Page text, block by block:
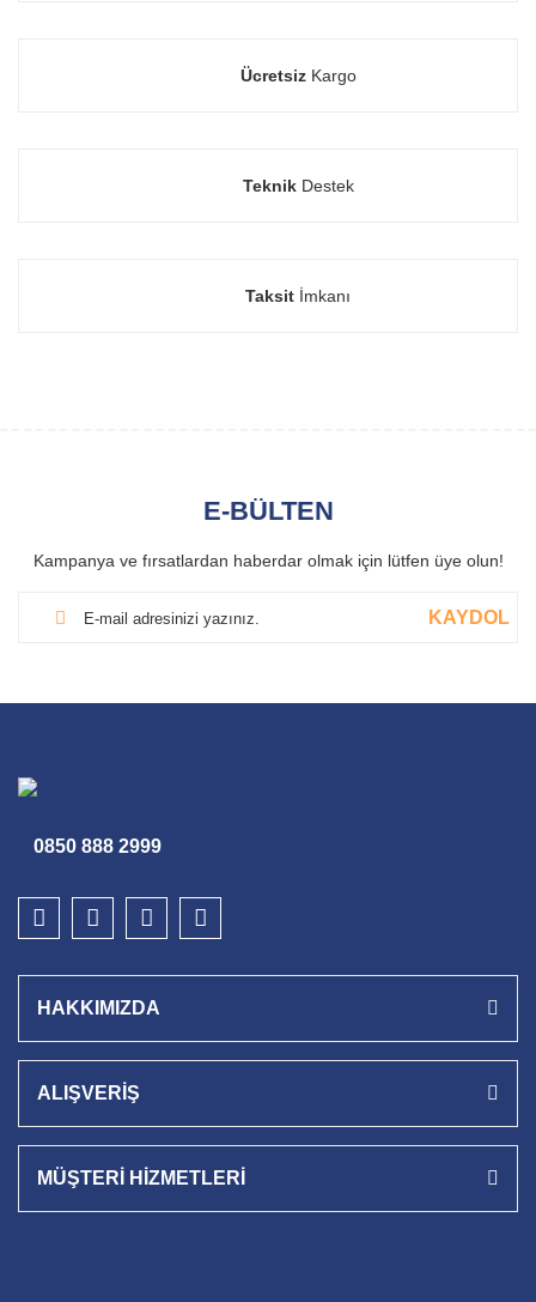
ÜcretsizKargo
TeknikDestek
Taksit İmkanı
E-BÜLTEN
Kampanya ve fırsatlardan haberdar olmak için lütfen üye olun!
KAYDOL
0850 888 2999
HAKKIMIZDA
ALIŞVERİŞ
MÜŞTERİ HİZMETLERİ